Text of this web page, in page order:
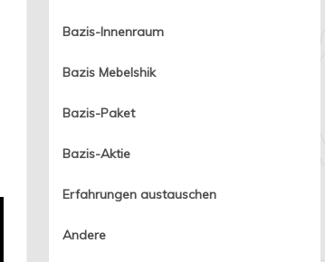
Bazis-Innenraum
Bazis Mebelshik
Bazis-Paket
Bazis-Aktie
Erfahrungen austauschen
Andere